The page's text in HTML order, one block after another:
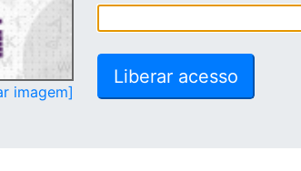
imagem]